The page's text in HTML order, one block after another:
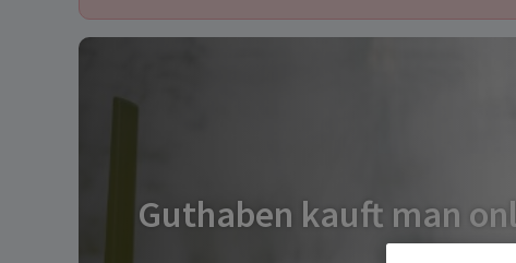
Handy online aufladen -
Guthaben kauft man